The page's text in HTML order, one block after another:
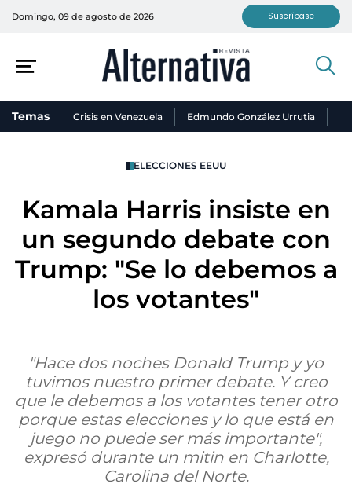
Domingo, 09 de agosto de 2026 Suscríbase
Temas Crisis en Venezuela Edmundo González Urrutia
ELECCIONES EEUU
Kamala Harris insiste en
un segundo debate con
Trump: "Se lo debemos a
los votantes"
"Hace dos noches Donald Trump y yo
tuvimos nuestro primer debate. Y creo
que le debemos a los votantes tener otro
porque estas elecciones y lo que está en
juego no puede ser más importante",
expresó durante un mitin en Charlotte,
Carolina del Norte.